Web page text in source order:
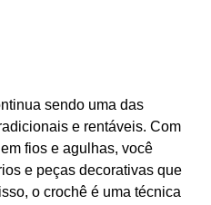
sendo uma das
e rentáveis. Com
fios e agulhas, você
e peças decorativas que
o crochê é uma técnica